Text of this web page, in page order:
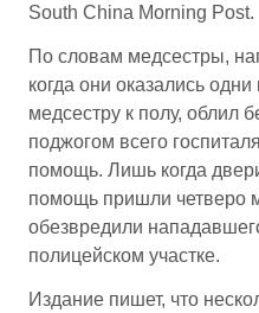
South China Morning Post.
По словам медсестры,
когда они оказались
медсестру к полу, облил
поджогом всего
помощь. Лишь когда
помощь пришли четверо
обезвредили
полицейском участке.
Издание пишет, что